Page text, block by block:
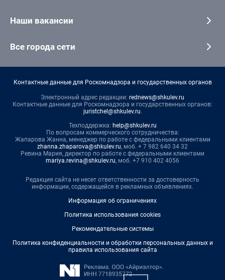
Наши вакансии
Все города сети
Контактные данные для Роскомнадзора и государственных органов
Электронный адрес редакции: rednews@shkulev.ru
Контактные данные для Роскомнадзора и государственных органов:
juristchel@shkulev.ru.
Техподдержка: help@shkulev.ru
По вопросам коммерческого сотрудничества:
Жапарова Жанна, менеджер по работе с федеральными клиентами
zhanna.zhaparova@shkulev.ru, моб. + 7 982 640 34 32
Ревина Мария, директор по работе с федеральными клиентами
mariya.revina@shkulev.ru, моб. +7 910 402 4056
Редакция сайта не несет ответственности за достоверность
информации, содержащейся в рекламных объявлениях.
Информация об ограничениях
Политика использования cookies
Рекомендательные системы
Политика конфиденциальности и обработки персональных данных и
правила использования сайта